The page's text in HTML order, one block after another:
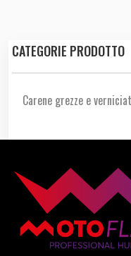
CATEGORIE PRODOTTO
Carene grezze e